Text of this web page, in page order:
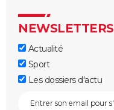
NEWSLETTERS
Actualité
Sport
Les dossiers d'actu